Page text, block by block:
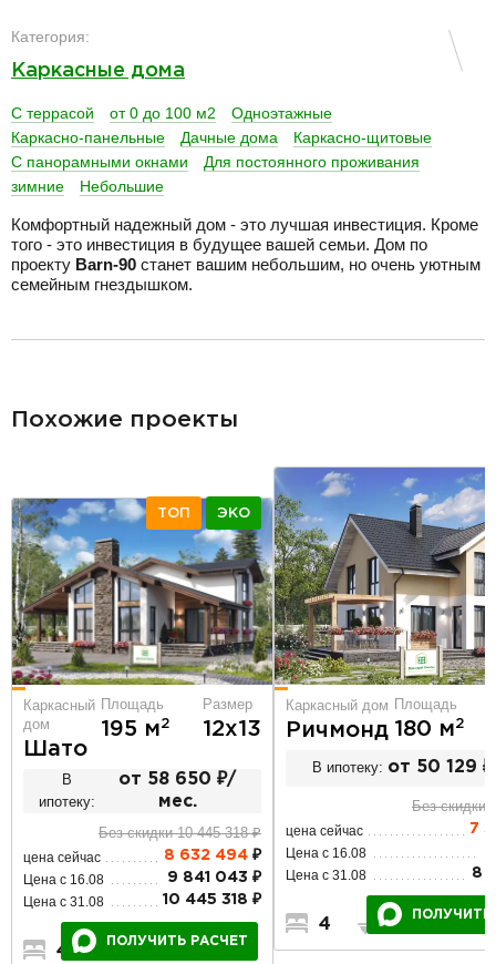
Категория:
Каркасные дома
С террасой от 0 до 100 м2
Одноэтажные
Каркасно-панельные
Дачные дома
Каркасно-щитовые
С панорамными окнами
Для постоянного проживания
зимние
Небольшие
Комфортный надежный дом - это лучшая инвестиция. Кроме
того - это инвестиция в будущее вашей семьи. Дом по
проекту Barn-90 станет вашим небольшим, но очень уютным
семейным гнездышком.
Похожие проекты
ТОП ЭКО
Каркасный
дом
Шато
Площадь
195 м2
Размер
12х13
В
ипотеку:
от 58 650 ₽/
мес.
Без скидки 10 445 318 ₽
цена сейчас 8 632 494 ₽
Цена с 16.08 9 841 043 ₽
Цена с 31.08 10 445 318 ₽
4
ПОЛУЧИТЬ РАСЧЕТ
Каркасный дом
Ричмонд
Площадь
180 м2
В ипотеку: от 50 129
Без скидки
цена сейчас 7
Цена с 16.08
Цена с 31.08 8
4 2
ПОЛУЧИТЬ